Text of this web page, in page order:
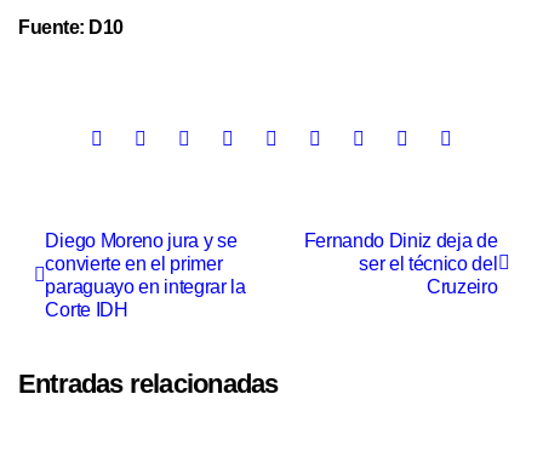
Fuente: D10
Diego Moreno jura y se
convierte en el primer
paraguayo en integrar la
Corte IDH
Fernando Diniz deja de
ser el técnico del
Cruzeiro
Entradas relacionadas